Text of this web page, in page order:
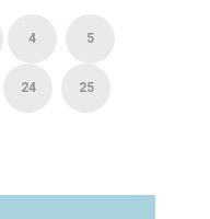
4 5
24 25